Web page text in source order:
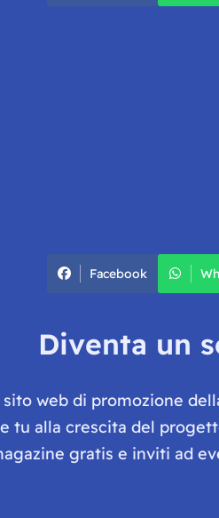
Facebook
Diventa un
web di promozione
alla crescita del
gratis e inviti ad